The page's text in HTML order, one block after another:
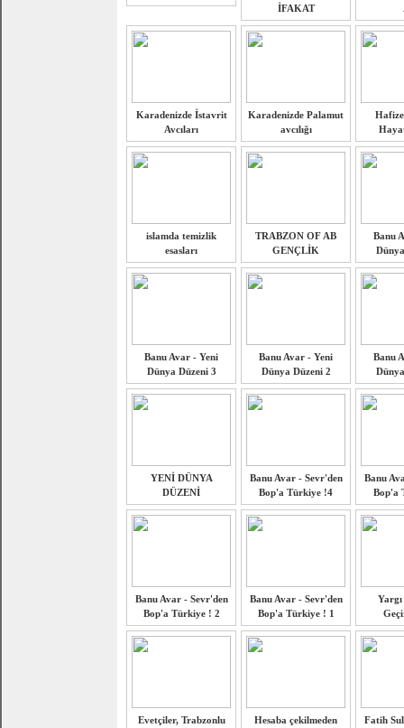
İFAKAT
Karadenizde İstavrit
Avcıları
Karadenizde Palamut
avcılığı
Hafize
islamda temizlik
esasları
TRABZON OF AB
GENÇLİK
Banu
Banu Avar - Yeni
Dünya Düzeni 3
Banu Avar - Yeni
Dünya Düzeni 2
Banu
YENİ DÜNYA
DÜZENİ
Banu Avar - Sevr'den
Bop'a Türkiye !4
Banu
Bop'a
Banu Avar - Sevr'den
Bop'a Türkiye ! 2
Banu Avar - Sevr'den
Bop'a Türkiye ! 1
Yargı
Evetçiler, Trabzonlu
Hesaba çekilmeden
Fatih